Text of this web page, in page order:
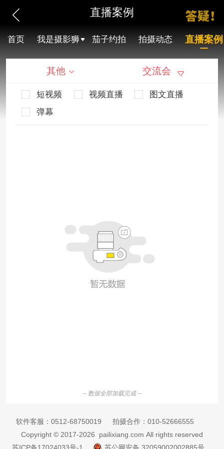
直播案例
首页 我是摄影狮 茄子约拍 拍摄动态 直播案例
其他 交流会
短视频 视频直播
图文直播
弹幕
-- 数据全部加载完成 --
软件客服： 0512-68750019 拍摄合作： 010-52666555
Copyright © 2017-2026 pailixiang.com All rights reserved
苏ICP备17024033号-1
苏公网安备 32059002002885号